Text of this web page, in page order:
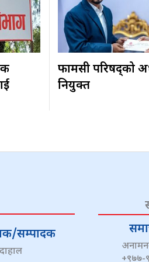
फार्मेसी परिषद्को
नियुक्त
सम्पादक